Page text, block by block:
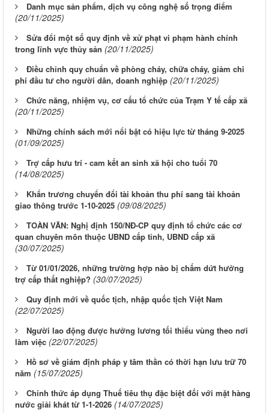
Danh mục sản phẩm, dịch vụ công nghệ số trọng điểm
(20/11/2025)
Sửa đổi một số quy định về xử phạt vi phạm hành chính
trong lĩnh vực thủy sản (20/11/2025)
Điều chỉnh quy chuẩn về phòng cháy, chữa cháy, giảm chi
phí đầu tư cho người dân, doanh nghiệp (20/11/2025)
Chức năng, nhiệm vụ, cơ cấu tổ chức của Trạm Y tế cấp xã
(20/11/2025)
Những chính sách mới nổi bật có hiệu lực từ tháng 9-2025
(01/09/2025)
Trợ cấp hưu trí - cam kết an sinh xã hội cho tuổi 70
(14/08/2025)
Khẩn trương chuyển đổi tài khoản thu phí sang tài khoản
giao thông trước 1-10-2025 (09/08/2025)
TOÀN VĂN: Nghị định 150/NĐ-CP quy định tổ chức các cơ
quan chuyên môn thuộc UBND cấp tỉnh, UBND cấp xã
(30/07/2025)
Từ 01/01/2026, những trường hợp nào bị chấm dứt hưởng
trợ cấp thất nghiệp? (30/07/2025)
Quy định mới về quốc tịch, nhập quốc tịch Việt Nam
(22/07/2025)
Người lao động được hưởng lương tối thiểu vùng theo nơi
làm việc (22/07/2025)
Hồ sơ về giám định pháp y tâm thần có thời hạn lưu trữ 70
năm (15/07/2025)
Chính thức áp dụng Thuế tiêu thụ đặc biệt đối với mặt hàng
nước giải khát từ 1-1-2026 (14/07/2025)